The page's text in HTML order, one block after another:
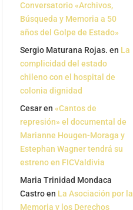
Conversatorio «Archivos,
Búsqueda y Memoria a 50
años del Golpe de Estado»
Sergio Maturana Rojas. en La
complicidad del estado
chileno con el hospital de
colonia dignidad
Cesaren«Cantos de
represión» el documental de
Marianne Hougen-Moraga y
Estephan Wagner tendrá su
estreno en FICValdivia
Maria Trinidad Mondaca
Castroen La Asociación por la
Memoria y los Derechos